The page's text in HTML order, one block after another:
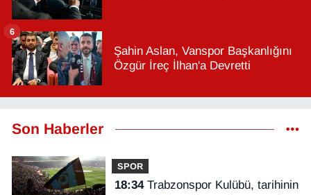
Şahin Aslan, Vanspor Başkanlığını
Özgür İreç İlhan'a Devretti
6
Son Haberler
SPOR
18:34Trabzonspor Kulübü, tarihinin